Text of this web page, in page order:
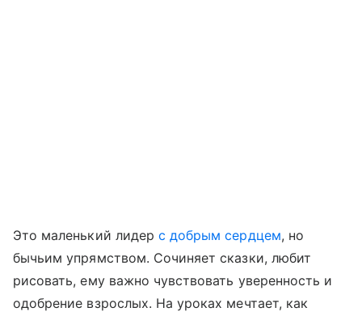
Это маленький лидер с добрым сердцем, но
бычьим упрямством. Сочиняет сказки, любит
рисовать, ему важно чувствовать уверенность и
одобрение взрослых. На уроках мечтает, как